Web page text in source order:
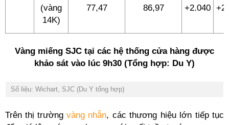
(vàng
14K)
77,47 86,97 +2.040
Vàng miếng SJC tại các hệ thống cửa hàng được
khảo sát vào lúc 9h30 (Tổng hợp: Du Y)
Số liệu: Wichart, SJC (Du Y tổng hợp)
Trên thị trường vàng nhẫn, các thương hiệu lớn tiếp tục